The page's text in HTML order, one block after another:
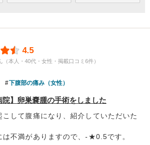
4.5
（本人・40代・女性・掲載口コミ6件）
下腹部の痛み（女性）
院】卵巣嚢腫の手術をしました
こして腹痛になり、紹介していただいた
は不満がありますので、-★0.5です。